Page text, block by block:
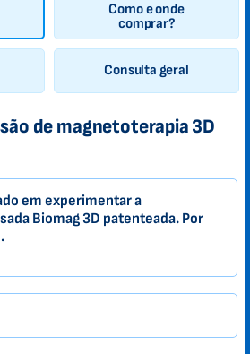
Como e onde
comprar?
Consulta geral
de magnetoterapia 3D